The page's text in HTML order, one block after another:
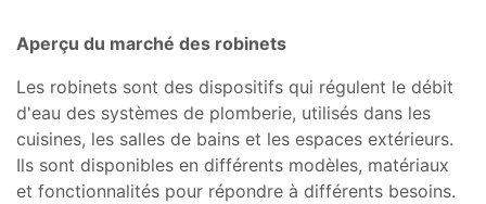
Aperçu du marché des robinets
Les robinets sont des dispositifs qui régulent le débit
d'eau des systèmes de plomberie, utilisés dans les
cuisines, les salles de bains et les espaces extérieurs.
Ils sont disponibles en différents modèles, matériaux
et fonctionnalités pour répondre à différents besoins.